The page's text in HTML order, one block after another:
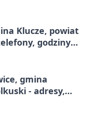
Klucze, powiat
godziny
gmina
- adresy,